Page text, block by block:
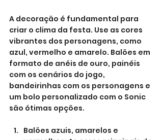
A decoração é fundamental para
criar o clima da festa. Use as cores
vibrantes dos personagens, como
azul, vermelho e amarelo. Balões em
formato de anéis de ouro, painéis
com os cenários do jogo,
bandeirinhas com os personagens e
um bolo personalizado com o Sonic
são ótimas opções.
Balões azuis, amarelos e